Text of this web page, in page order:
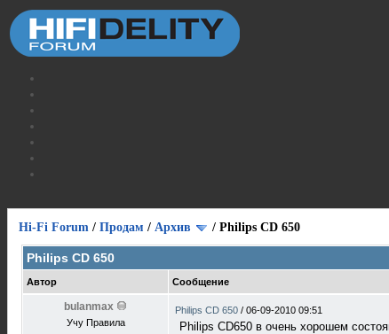
Hi-Fi Forum / Продам / Архив / Philips CD 650
Philips CD 650
Автор Сообщение
bulanmax
Учу Правила
Philips CD 650 / 06-09-2010 09:51
Philips CD650 в очень хорошем